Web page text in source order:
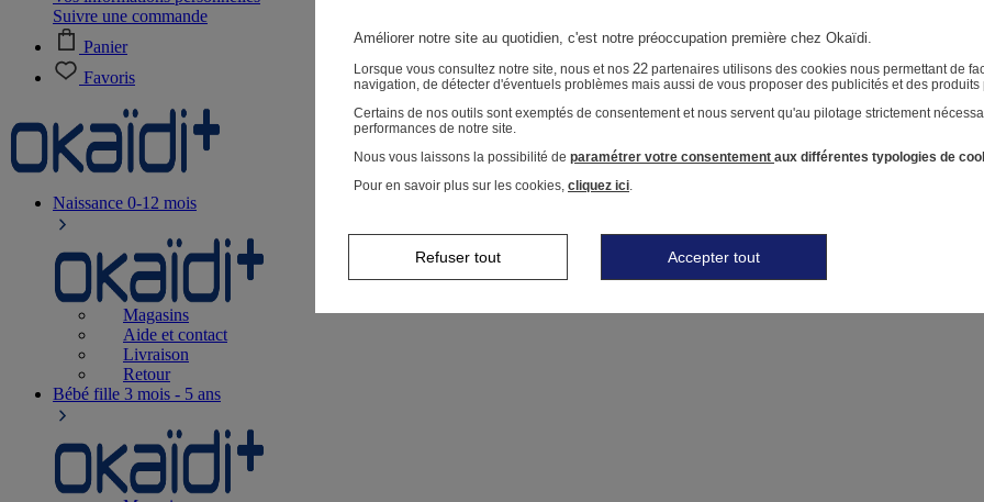
Suivre une commande
Panier
Favoris
Naissance 0-12 mois
Magasins
Aide et contact
Livraison
Retour
Bébé fille 3 mois - 5 ans
Améliorer notre site au quotidien, c'est notre préoccupation première chez Okaïdi.
Lorsque vous consultez notre site, nous et nos 22 partenaires utilisons des cookies nous permettant de
navigation, de détecter d'éventuels problèmes mais aussi de vous proposer des publicités et des
Certains de nos outils sont exemptés de consentement et nous servent qu'au pilotage strictement
performances de notre site.
Nous vous laissons la possibilité de paramétrer votre consentement aux différentes typologies de
Pour en savoir plus sur les cookies, cliquez ici.
Refuser tout Accepter tout